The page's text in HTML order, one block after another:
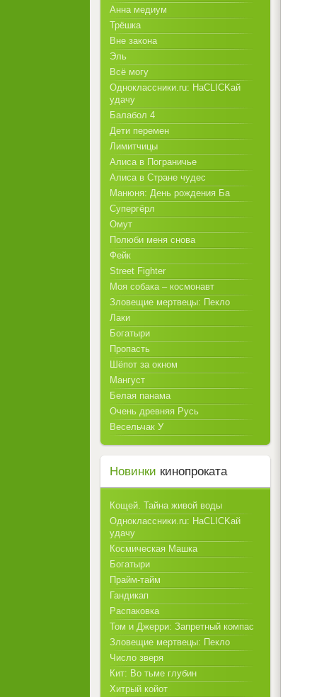
Анна медиум
Трёшка
Вне закона
Эль
Всё могу
Одноклассники.ru: НаCLICKай
удачу
Балабол 4
Дети перемен
Лимитчицы
Алиса в Пограничье
Алиса в Стране чудес
Манюня: День рождения Ба
Супергёрл
Омут
Полюби меня снова
Фейк
Street Fighter
Моя собака – космонавт
Зловещие мертвецы: Пекло
Лаки
Богатыри
Пропасть
Шёпот за окном
Мангуст
Белая панама
Очень древняя Русь
Весельчак У
Новинки кинопроката
Кощей. Тайна живой воды
Одноклассники.ru: НаCLICKай
удачу
Космическая Машка
Богатыри
Прайм-тайм
Гандикап
Распаковка
Том и Джерри: Запретный компас
Зловещие мертвецы: Пекло
Число зверя
Кит: Во тьме глубин
Хитрый койот